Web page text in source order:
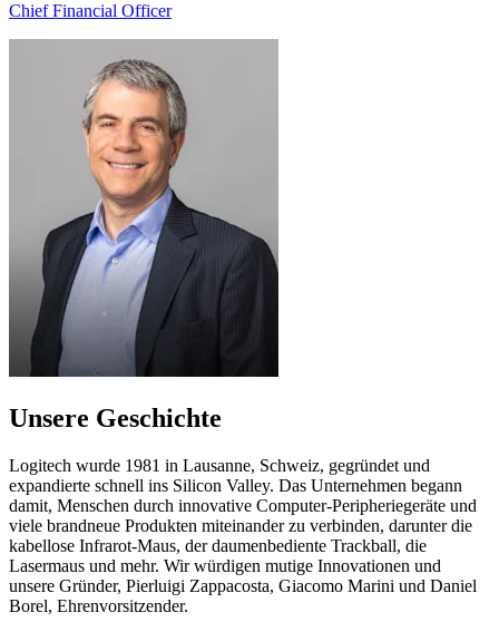
Chief Financial Officer
Unsere Geschichte
Logitech wurde 1981 in Lausanne, Schweiz, gegründet und
expandierte schnell ins Silicon Valley. Das Unternehmen begann
damit, Menschen durch innovative Computer-Peripheriegeräte und
viele brandneue Produkten miteinander zu verbinden, darunter die
kabellose Infrarot-Maus, der daumenbediente Trackball, die
Lasermaus und mehr. Wir würdigen mutige Innovationen und
unsere Gründer, Pierluigi Zappacosta, Giacomo Marini und Daniel
Borel, Ehrenvorsitzender.